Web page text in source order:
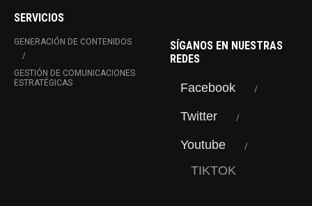
SERVICIOS
GENERACIÓN DE CONTENIDOS
GESTIÓN DE COMUNICACIONES
ESTRATÉGICAS
SÍGANOS EN NUESTRAS
REDES
Facebook
Twitter
Youtube
TIKTOK